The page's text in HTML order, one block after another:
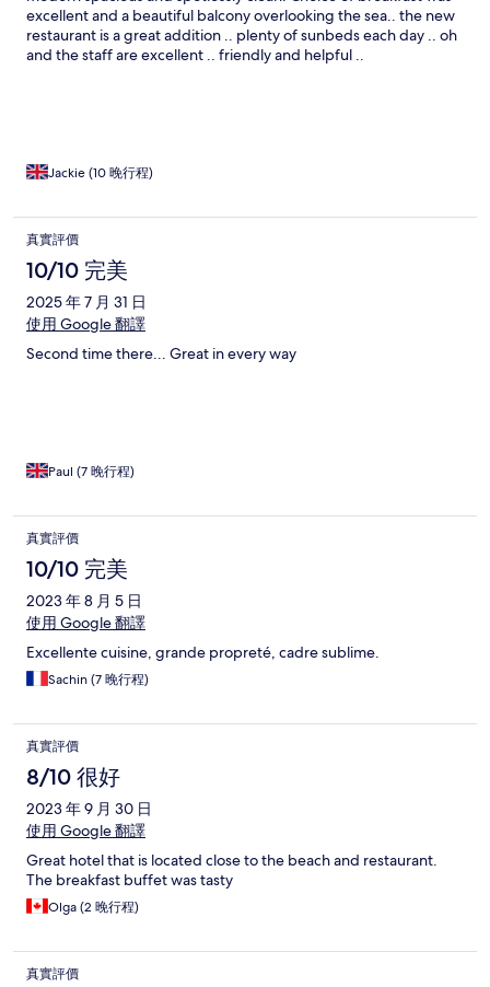
excellent and a beautiful balcony overlooking the sea.. the new
restaurant is a great addition .. plenty of sunbeds each day .. oh
and the staff are excellent .. friendly and helpful ..
Jackie (10 晚行程)
真實評價
10/10 完美
2025 年 7 月 31 日
使用 Google 翻譯
Second time there... Great in every way
Paul (7 晚行程)
真實評價
10/10 完美
2023 年 8 月 5 日
使用 Google 翻譯
Excellente cuisine, grande propreté, cadre sublime.
Sachin (7 晚行程)
真實評價
8/10 很好
2023 年 9 月 30 日
使用 Google 翻譯
Great hotel that is located close to the beach and restaurant.
The breakfast buffet was tasty
Olga (2 晚行程)
真實評價